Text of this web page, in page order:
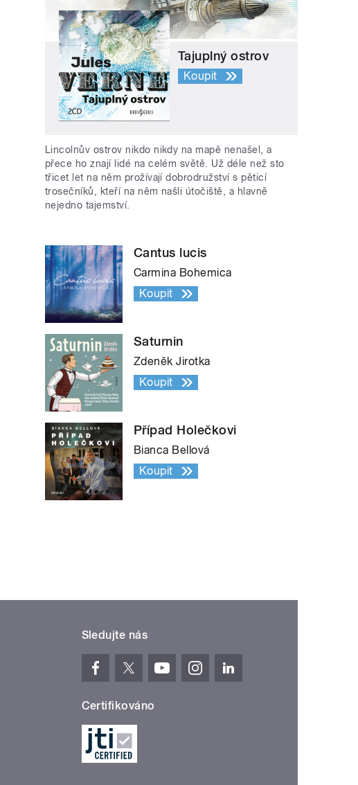
Tajuplný ostrov
Koupit
Lincolnův ostrov nikdo nikdy na mapě nenašel, a
přece ho znají lidé na celém světě. Už déle než sto
třicet let na něm prožívají dobrodružství s pěticí
trosečníků, kteří na něm našli útočiště, a hlavně
nejedno tajemství.
Cantus lucis
Carmina Bohemica
Koupit
Saturnin
Zdeněk Jirotka
Koupit
Případ Holečkovi
Bianca Bellová
Koupit
Sledujte nás
Certifikováno